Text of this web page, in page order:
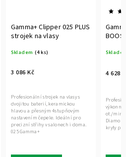
Gamma+ Clipper 025 PLUS
strojek na vlasy
Skladem (4 ks)
3 086 Kč
Profesionální strojek na vlasy s
dvojitou baterií, keramickou
hlavou a přesným 4stupňovým
nastavením čepele. Ideální pro
precizní střihy v salonech i doma.
025 Gamma+
4 628
ot./min,
kryty